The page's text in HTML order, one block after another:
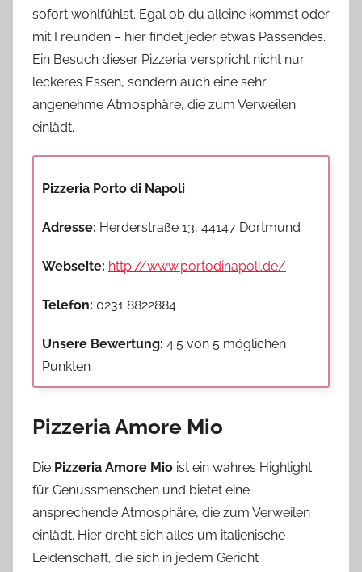
sofort wohlfühlst. Egal ob du alleine kommst oder
mit Freunden – hier findet jeder etwas Passendes.
Ein Besuch dieser Pizzeria verspricht nicht nur
leckeres Essen, sondern auch eine sehr
angenehme Atmosphäre, die zum Verweilen
einlädt.
Pizzeria Porto di Napoli
Adresse: Herderstraße 13, 44147 Dortmund
Webseite: http://www.portodinapoli.de/
Telefon: 0231 8822884
Unsere Bewertung: 4.5 von 5 möglichen
Punkten
Pizzeria Amore Mio
Die Pizzeria Amore Mio ist ein wahres Highlight
für Genussmenschen und bietet eine
ansprechende Atmosphäre, die zum Verweilen
einlädt. Hier dreht sich alles um italienische
Leidenschaft, die sich in jedem Gericht